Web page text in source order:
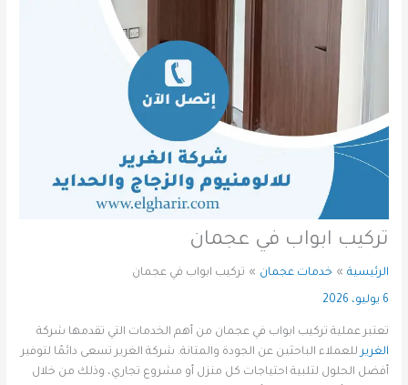
تركيب ابواب في عجمان
الرئيسية خدمات عجمان تركيب ابواب في عجمان
6 يوليو، 2026
تعتبر عملية تركيب ابواب في عجمان من أهم الخدمات التي تقدمها شركة
الغريرللعملاء الباحثين عن الجودة والمتانة. شركة الغرير تسعى دائمًا لتوفير
أفضل الحلول لتلبية احتياجات كل منزل أو مشروع تجاري، وذلك من خلال